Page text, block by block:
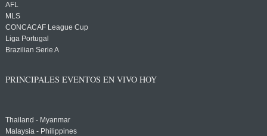
AFL
MLS
CONCACAF League Cup
Liga Portugal
Brazilian Serie A
PRINCIPALES EVENTOS EN VIVO HOY
Thailand - Myanmar
Malaysia - Philippines